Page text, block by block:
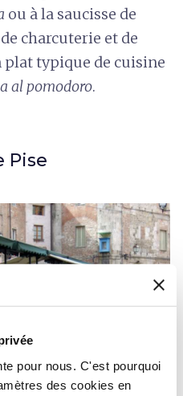
pour nous. C'est pourquoi
des cookies en
ou à la saucisse de
charcuterie et de
plat typique de cuisine
al pomodoro.
Pise